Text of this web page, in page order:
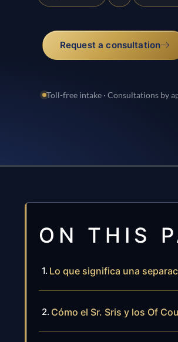
Request a consultation
Toll-free intake · Consultations by
ON THIS
Lo que significa una
Cómo el Sr. Sris y los Of